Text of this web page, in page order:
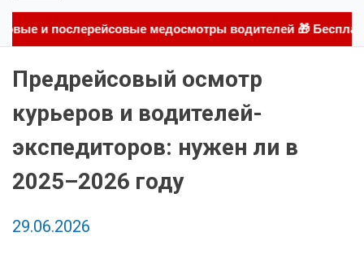
медосмотры водителей 🎁 Бесплатный
Предрейсовый осмотр
курьеров и водителей-
экспедиторов: нужен ли в
2025–2026 году
29.06.2026